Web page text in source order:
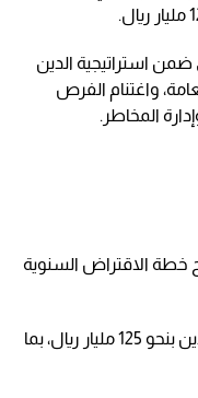
ضمن استراتيجية الدين
واغتنام الفرص
المخاطر.
خطة الاقتراض السنوية
احتياجات مالية عن طريق إصدار أدوات دين بنحو 125 مليار ريال، بما